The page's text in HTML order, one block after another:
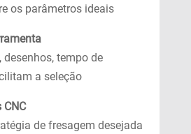
os parâmetros ideais
desenhos, tempo de
a seleção
CNC
de fresagem desejada